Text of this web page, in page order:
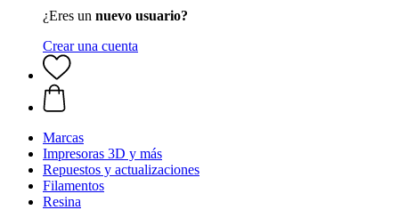
¿Eres un nuevo usuario?
Crear una cuenta
Marcas
Impresoras 3D y más
Repuestos y actualizaciones
Filamentos
Resina